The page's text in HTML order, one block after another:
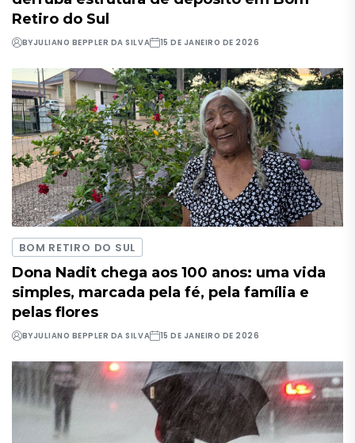
Retiro do Sul
BYJULIANO BEPPLER DA SILVA 15 DE JANEIRO DE 2026
BOM RETIRO DO SUL
Dona Nadit chega aos 100 anos: uma vida
simples, marcada pela fé, pela família e
pelas flores
BYJULIANO BEPPLER DA SILVA 15 DE JANEIRO DE 2026